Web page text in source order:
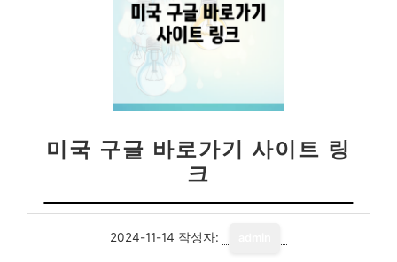
미국 구글 바로가기 사이트 링
크
2024-11-14 작성자: